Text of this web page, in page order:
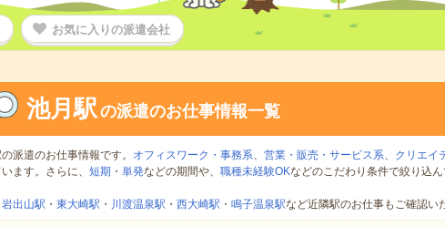
お気に入りの派遣会社
池月駅の派遣のお仕事情報一覧
派遣のお仕事情報です。 オフィスワーク・事務系、 営業・販売・サービス系、 クリエイ
ます。さらに、 短期 ・ 単発などの期間や、 職種未経験OKなどのこだわり条件で絞り込ん
岩出山駅 ・ 東大崎駅 ・ 川渡温泉駅 ・ 西大崎駅 ・ 鳴子温泉駅など近隣駅のお仕事もご確認い